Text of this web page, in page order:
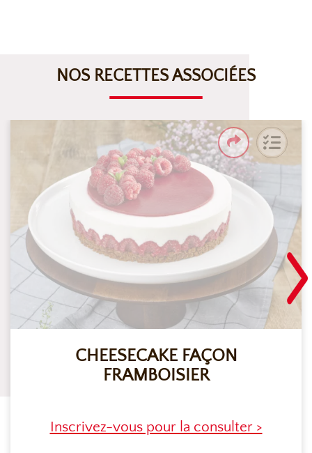
NOS RECETTES ASSOCIÉES
CHEESECAKE FAÇON
FRAMBOISIER
Inscrivez-vous pour la consulter >